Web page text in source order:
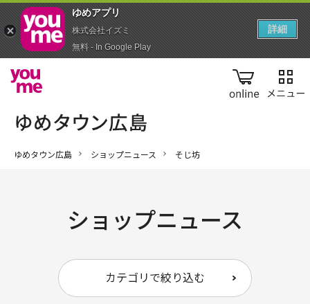
online
ゆめタウン広島 ショップニュース そじ坊
ショップニュース
カテゴリで絞り込む
ゆめアプ‪リ‬
株式会社イズミ
無料 - In Google Play
詳細